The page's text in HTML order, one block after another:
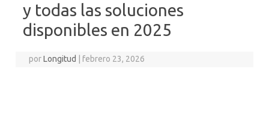
y todas las soluciones
disponibles en 2025
porLongitud febrero 23, 2026